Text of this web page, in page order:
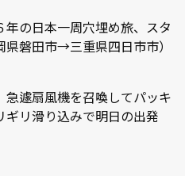
の日本一周穴埋め旅、スタ
県磐田市→三重県四日市市）
急遽扇風機を召喚してパッキ
リ滑り込みで明日の出発